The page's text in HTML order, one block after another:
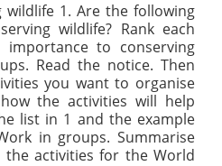
wildlife 1. Are the following
wildlife? Rank each
to conserving
Read the notice. Then
you want to organise
the activities will help
list in 1 and the example
in groups. Summarise
activities for the World